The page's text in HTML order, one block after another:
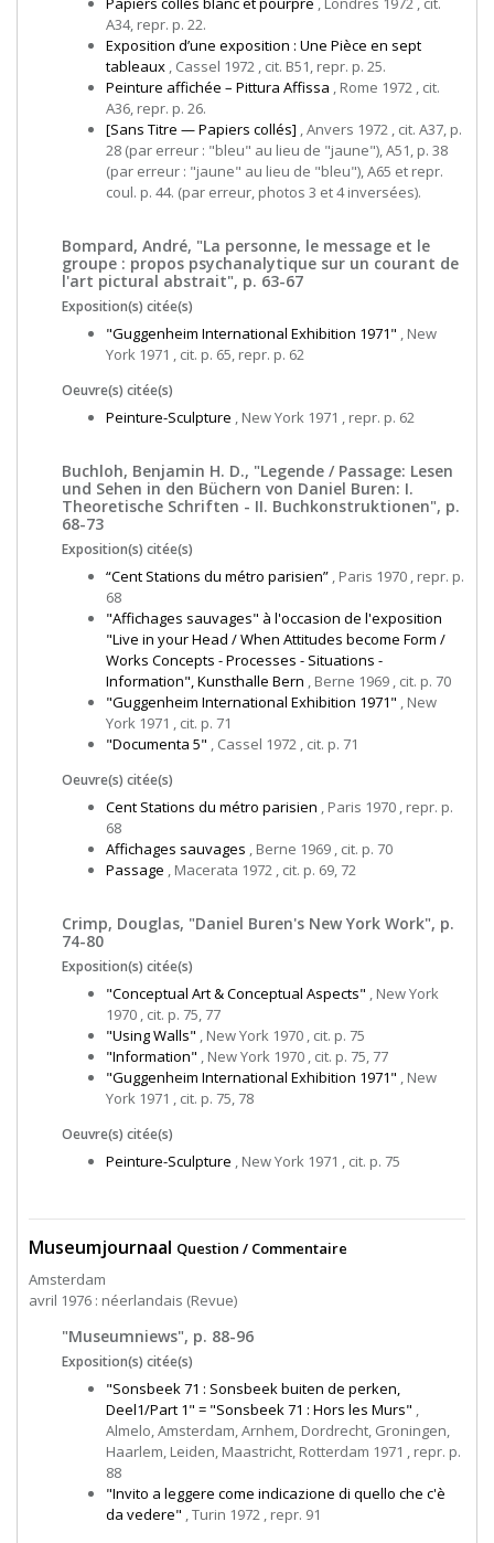
A34, repr. p. 22.
Exposition d’une exposition : Une Pièce en sept
tableaux , Cassel 1972 , cit. B51, repr. p. 25.
Peinture affichée – Pittura Affissa , Rome 1972 , cit.
A36, repr. p. 26.
[Sans Titre — Papiers collés] , Anvers 1972 , cit. A37, p.
28 (par erreur : "bleu" au lieu de "jaune"), A51, p. 38
(par erreur : "jaune" au lieu de "bleu"), A65 et repr.
coul. p. 44. (par erreur, photos 3 et 4 inversées).
Bompard, André, "La personne, le message et le
groupe : propos psychanalytique sur un courant de
l'art pictural abstrait", p. 63-67
Exposition(s) citée(s)
"Guggenheim International Exhibition 1971" , New
York 1971 , cit. p. 65, repr. p. 62
Oeuvre(s) citée(s)
Peinture-Sculpture , New York 1971 , repr. p. 62
Buchloh, Benjamin H. D., "Legende / Passage: Lesen
und Sehen in den Büchern von Daniel Buren: I.
Theoretische Schriften - II. Buchkonstruktionen", p.
68-73
Exposition(s) citée(s)
“Cent Stations du métro parisien” , Paris 1970 , repr. p.
68
"Affichages sauvages" à l'occasion de l'exposition
"Live in your Head / When Attitudes become Form /
Works Concepts - Processes - Situations -
Information", Kunsthalle Bern , Berne 1969 , cit. p. 70
"Guggenheim International Exhibition 1971" , New
York 1971 , cit. p. 71
"Documenta 5" , Cassel 1972 , cit. p. 71
Oeuvre(s) citée(s)
Cent Stations du métro parisien , Paris 1970 , repr. p.
68
Affichages sauvages , Berne 1969 , cit. p. 70
Passage , Macerata 1972 , cit. p. 69, 72
Crimp, Douglas, "Daniel Buren's New York Work", p.
74-80
Exposition(s) citée(s)
"Conceptual Art & Conceptual Aspects" , New York
1970 , cit. p. 75, 77
"Using Walls" , New York 1970 , cit. p. 75
"Information" , New York 1970 , cit. p. 75, 77
"Guggenheim International Exhibition 1971" , New
York 1971 , cit. p. 75, 78
Oeuvre(s) citée(s)
Peinture-Sculpture , New York 1971 , cit. p. 75
Museumjournaal Question / Commentaire
Amsterdam
avril 1976 : néerlandais (Revue)
"Museumniews", p. 88-96
Exposition(s) citée(s)
"Sonsbeek 71 : Sonsbeek buiten de perken,
Deel1/Part 1" = "Sonsbeek 71 : Hors les Murs" ,
Almelo, Amsterdam, Arnhem, Dordrecht, Groningen,
Haarlem, Leiden, Maastricht, Rotterdam 1971 , repr. p.
88
"Invito a leggere come indicazione di quello che c'è
da vedere" , Turin 1972 , repr. 91